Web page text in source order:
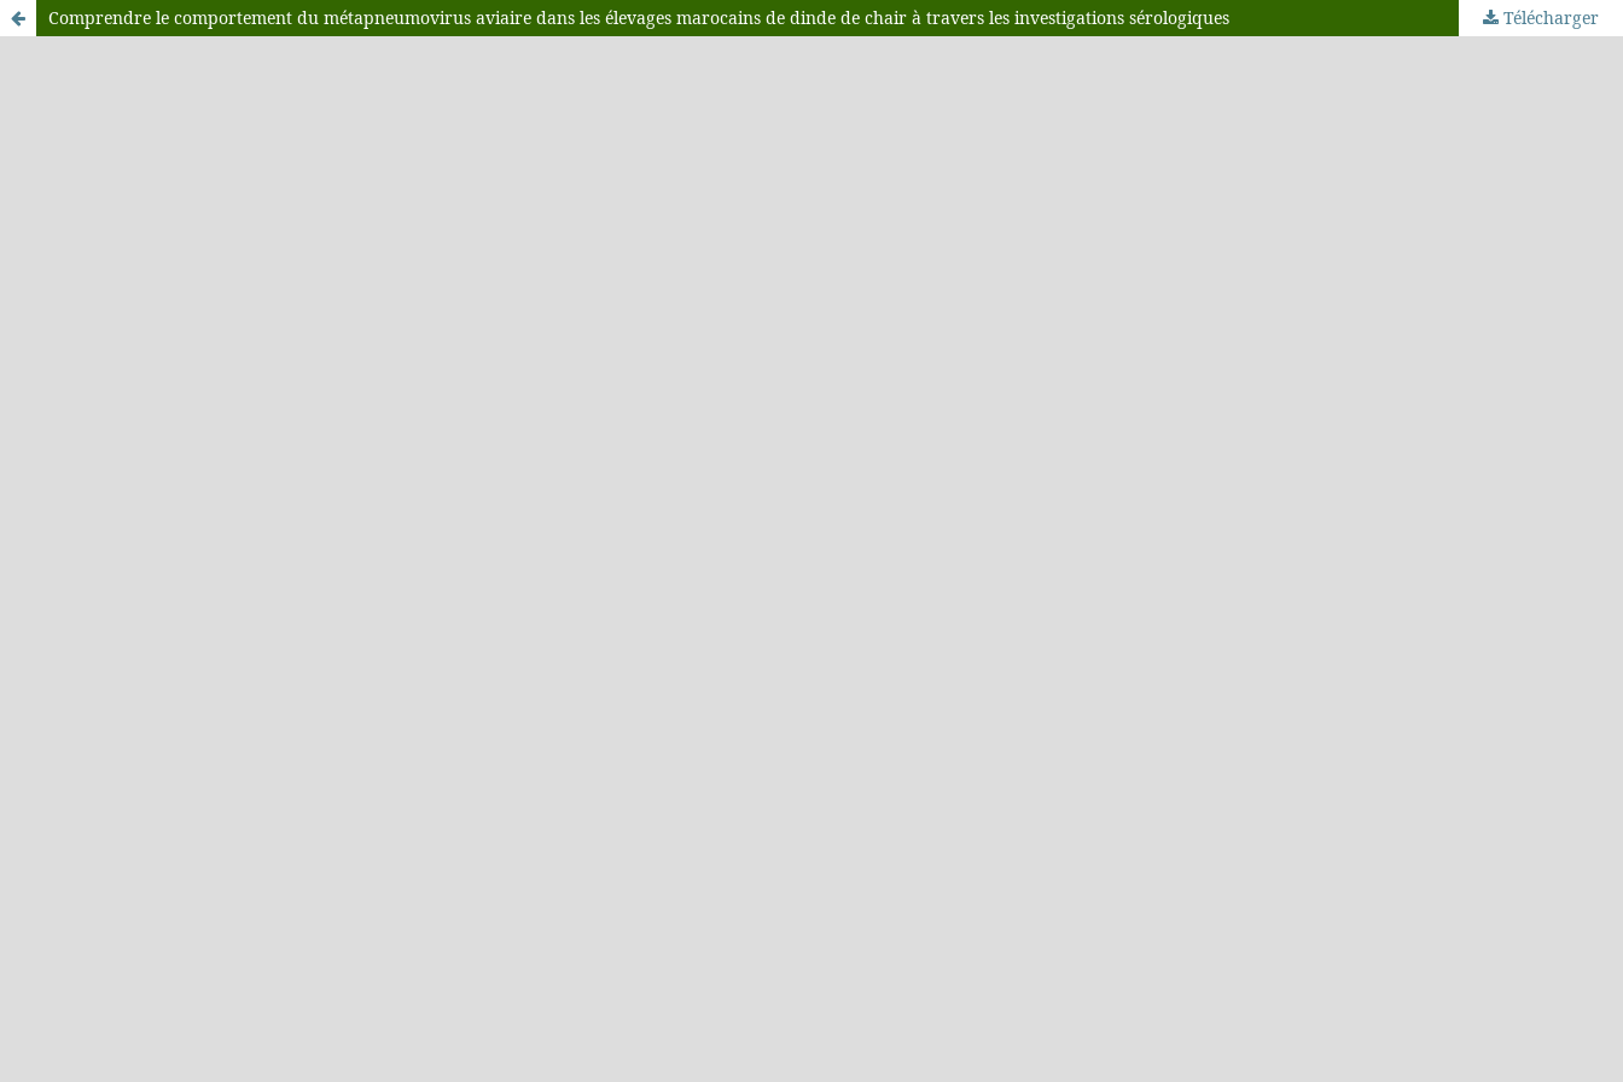
Comprendre le comportement du métapneumovirus aviaire dans les élevages marocains de dinde de chair à travers les investigations sérologiques Télécharger